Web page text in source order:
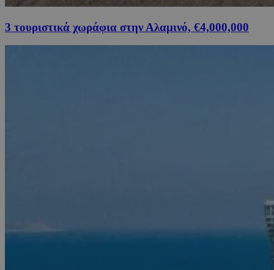
3 τουριστικά χωράφια στην Αλαμινό, €4,000,000